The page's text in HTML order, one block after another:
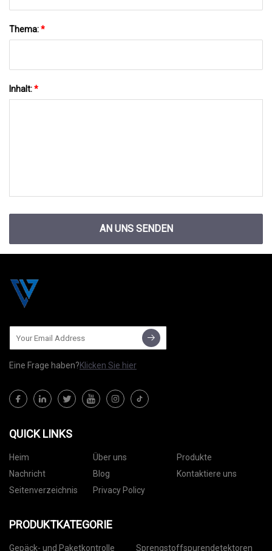
Thema:*
Inhalt:*
AN UNS SENDEN
Eine Frage haben?Klicken Sie hier
QUICK LINKS
Heim Über uns
Produkte
Nachricht
Blog
Kontaktiere uns
Seitenverzeichnis
Privacy Policy
PRODUKTKATEGORIE
Gepäck- und Paketkontrolle Sprengstoffspurendetektoren